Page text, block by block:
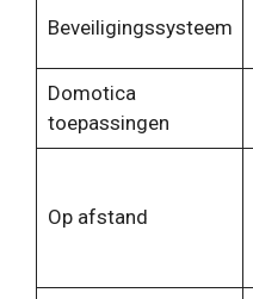
Beveiligingssysteem
Domotica
toepassingen
Op afstand